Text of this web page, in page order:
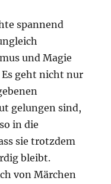
spannend
und Magie
geht nicht nur
gelungen sind,
in die
sie trotzdem
bleibt.
von Märchen